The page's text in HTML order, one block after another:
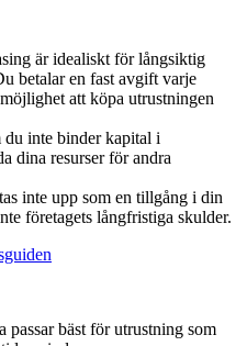
är idealiskt för långsiktig
betalar en fast avgift varje
att köpa utrustningen
inte binder kapital i
dina resurser för andra
inte upp som en tillgång i din
företagets långfristiga skulder.
bäst för utrustning som